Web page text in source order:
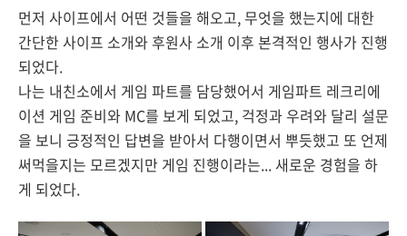
먼저 사이프에서 어떤 것들을 해오고, 무엇을 했는지에 대한
간단한 사이프 소개와 후원사 소개 이후 본격적인 행사가 진행
되었다.
나는 내친소에서 게임 파트를 담당했어서 게임파트 레크리에
이션 게임 준비와 MC를 보게 되었고, 걱정과 우려와 달리 설문
을 보니 긍정적인 답변을 받아서 다행이면서 뿌듯했고 또 언제
써먹을지는 모르겠지만 게임 진행이라는... 새로운 경험을 하
게 되었다.